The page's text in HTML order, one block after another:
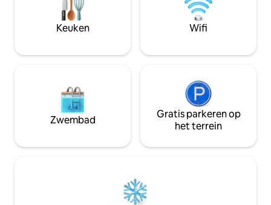
wonen hier niet, maar slechts
telefoontje van
Keuken Wifi
Zwembad
Gratis parkeren op
het terrein